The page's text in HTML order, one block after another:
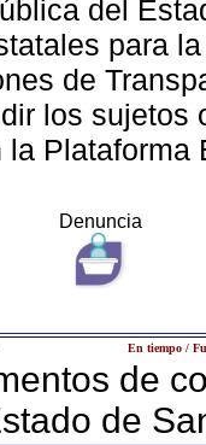
del
para
de
los sujetos
la Plataforma
Denuncia
En tiempo /
de
de